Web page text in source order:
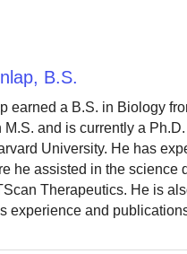
B.S.
earned a B.S. in Biology
M.S. and is currently a
University. He has
he assisted in the science
Therapeutics. He is
experience and